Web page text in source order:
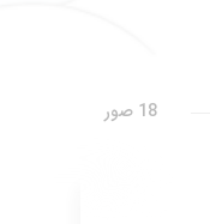
18 صور